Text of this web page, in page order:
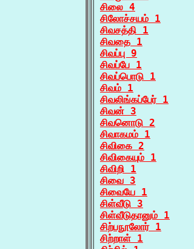
சிலை 4
சிலோச்சயம் 1
சிவசத்தி 1
சிவதை 1
சிவப்பு 9
சிவப்பே 1
சிவப்பொடு 1
சிவம் 1
சிவலிங்கப்பேர் 1
சிவன் 3
சிவனொடு 2
சிவாகமம் 1
சிவிகை 2
சிவிகையும் 1
சிவிறி 1
சிவை 3
சிவையே 1
சிள்வீடு 3
சிள்வீடுதானும் 1
சிற்பநூலோர் 1
சிற்றாள் 1